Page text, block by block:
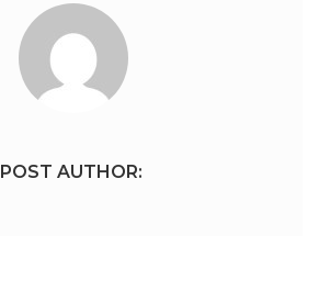
POST AUTHOR: